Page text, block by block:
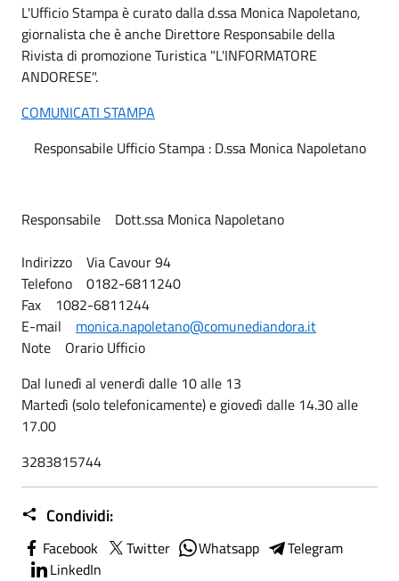
L'Ufficio Stampa è curato dalla d.ssa Monica Napoletano,
giornalista che è anche Direttore Responsabile della
Rivista di promozione Turistica "L'INFORMATORE
ANDORESE".
COMUNICATI STAMPA
Responsabile Ufficio Stampa : D.ssa Monica Napoletano
Responsabile Dott.ssa Monica Napoletano
Indirizzo Via Cavour 94
Telefono 0182-6811240
Fax 1082-6811244
E-mail monica.napoletano@comunediandora.it
Note Orario Ufficio
Dal lunedì al venerdì dalle 10 alle 13
Martedì (solo telefonicamente) e giovedì dalle 14.30 alle
17.00
3283815744
Condividi:
Facebook Twitter Whatsapp
Telegram
LinkedIn